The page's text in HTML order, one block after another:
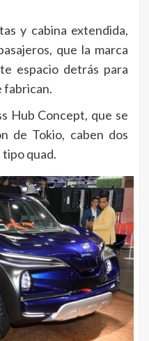
y cabina extendida,
que la marca
espacio detrás para
fabrican.
Hub Concept, que se
de Tokio, caben dos
tipo quad.